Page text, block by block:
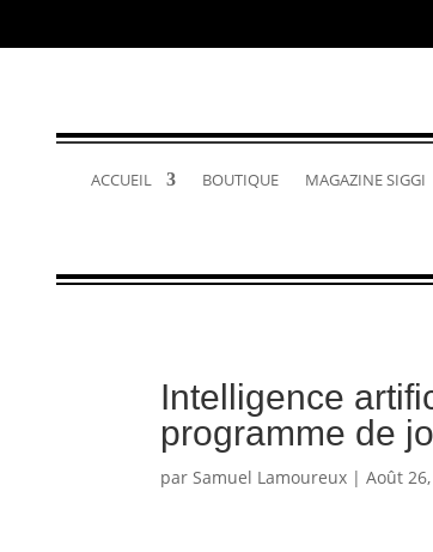
ACCUEIL BOUTIQUE MAGAZINE SIGGI
Intelligence
programme de
par Samuel Lamoureux |Août